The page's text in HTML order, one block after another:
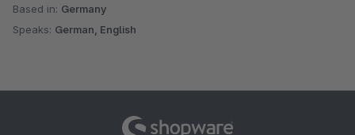
Based in: Germany
Speaks: German, English